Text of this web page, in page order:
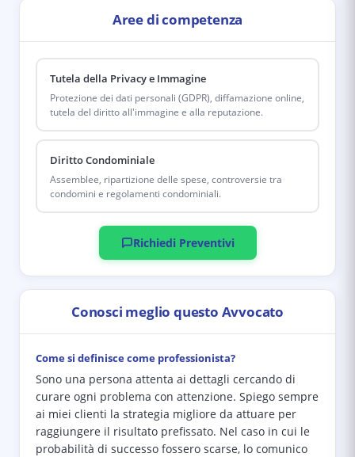
Aree di competenza
Tutela della Privacy e Immagine
Protezione dei dati personali (GDPR), diffamazione online,
tutela del diritto all'immagine e alla reputazione.
Diritto Condominiale
Assemblee, ripartizione delle spese, controversie tra
condomini e regolamenti condominiali.
Richiedi Preventivi
Conosci meglio questo Avvocato
Come si definisce come professionista?
Sono una persona attenta ai dettagli cercando di
curare ogni problema con attenzione. Spiego sempre
ai miei clienti la strategia migliore da attuare per
raggiungere il risultato prefissato. Nel caso in cui le
probabilità di successo fossero scarse, lo comunico